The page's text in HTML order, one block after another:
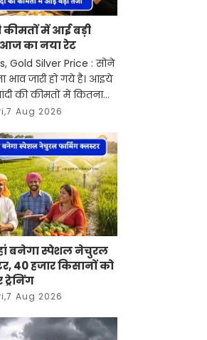
कीमतों में आई बड़ी
का नया रेट
Gold Silver Price : सोने
भाव जारी हो गये है। आइये
की कीमतों में कितना
शुक्रवार, 7 अगस्त को
Aug 2026
बनेगा स्पेशल नेचुरल
40 हजार किसानों को
Aug 2026